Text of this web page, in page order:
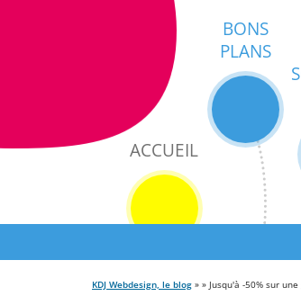
ACCUEIL
BONS
PLANS
KDJ Webdesign, le blog » » Jusqu'à -50% sur